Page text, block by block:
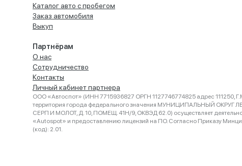
Каталог авто с пробегом
Заказ автомобиля
Выкуп
Партнёрам
О нас
Сотрудничество
Контакты
Личный кабинет партнера
ООО «Автоспот» (ИНН 7715936827 ОРГН 1127746774825 адрес 111250,
территория города федерального значения МУНИЦИПАЛЬНЫЙ ОКРУГ
СЕРП И МОЛОТ, Д. 10, ПОМЕЩ. 41Н/9, ОКВЭД 62.0) осуществляет
«Autospot» и предоставлению лицензий на ПО. Согласно Приказу
(код): 2.01.